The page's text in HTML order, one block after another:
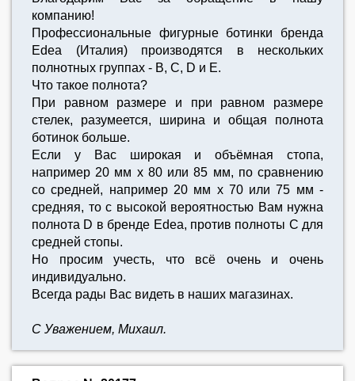
компанию!
Профессиональные фигурные ботинки бренда
Edea (Италия) производятся в нескольких
полнотных группах - B, C, D и E.
Что такое полнота?
При равном размере и при равном размере
стелек, разумеется, ширина и общая полнота
ботинок больше.
Если у Вас широкая и объёмная стопа,
например 20 мм х 80 или 85 мм, по сравнению
со средней, например 20 мм х 70 или 75 мм -
средняя, то с высокой вероятностью Вам нужна
полнота D в бренде Edea, против полноты C для
средней стопы.
Но просим учесть, что всё очень и очень
индивидуально.
Всегда рады Вас видеть в наших магазинах.
С Уважением, Михаил.